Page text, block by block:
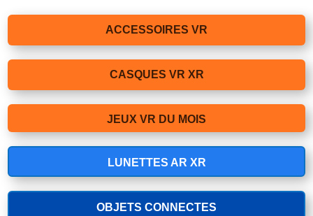
ACCESSOIRES VR
CASQUES VR XR
JEUX VR DU MOIS
LUNETTES AR XR
OBJETS CONNECTES